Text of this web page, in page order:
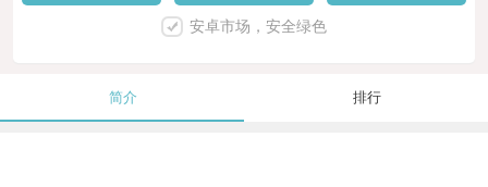
安卓市场，安全绿色
简介 排行